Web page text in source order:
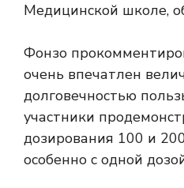
Медицинской школе,
Фонзо
очень впечатлен
долговечностью
участники
дозирования 100 и
особенно с одной